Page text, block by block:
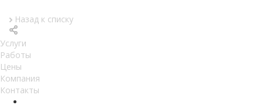
Назад к списку
Услуги
Работы
Цены
Компания
Контакты